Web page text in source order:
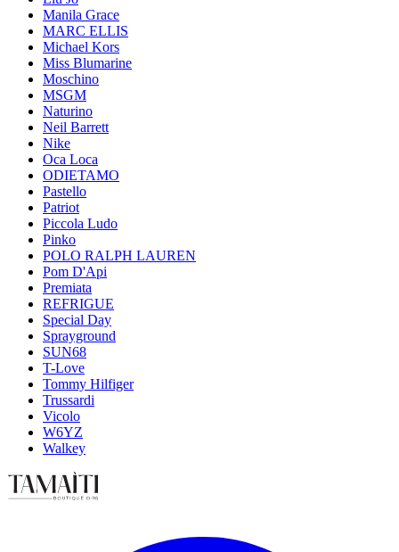
Manila Grace
MARC ELLIS
Michael Kors
Miss Blumarine
Moschino
MSGM
Naturino
Neil Barrett
Nike
Oca Loca
ODIETAMO
Pastello
Patriot
Piccola Ludo
Pinko
POLO RALPH LAUREN
Pom D'Api
Premiata
REFRIGUE
Special Day
Sprayground
SUN68
T-Love
Tommy Hilfiger
Trussardi
Vicolo
W6YZ
Walkey